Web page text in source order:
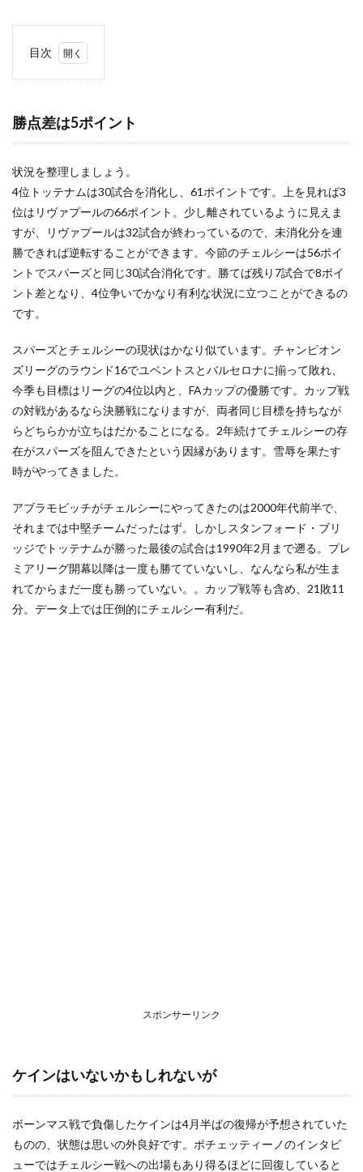
目次
5ポ
イン
2
ケイ
いな
いか
もし
れな
いが
勝点差は5ポイント
状況を整理しましょう。
4位トッテナムは30試合を消化し、61ポイントです。上を見れば3
位はリヴァプールの66ポイント。少し離されているように見えま
すが、リヴァプールは32試合が終わっているので、未消化分を連
勝できれば逆転することができます。今節のチェルシーは56ポイ
ントでスパーズと同じ30試合消化です。勝てば残り7試合で8ポイ
ント差となり、4位争いでかなり有利な状況に立つことができるの
です。
スパーズとチェルシーの現状はかなり似ています。チャンピオン
ズリーグのラウンド16でユベントスとバルセロナに揃って敗れ、
今季も目標はリーグの4位以内と、FAカップの優勝です。カップ戦
の対戦があるなら決勝戦になりますが、両者同じ目標を持ちなが
らどちらかが立ちはだかることになる。2年続けてチェルシーの存
在がスパーズを阻んできたという因縁があります。雪辱を果たす
時がやってきました。
アブラモビッチがチェルシーにやってきたのは2000年代前半で、
それまでは中堅チームだったはず。しかしスタンフォード・ブリ
ッジでトッテナムが勝った最後の試合は1990年2月まで遡る。プレ
ミアリーグ開幕以降は一度も勝てていないし、なんなら私が生ま
れてからまだ一度も勝っていない。。カップ戦等も含め、21敗11
分。データ上では圧倒的にチェルシー有利だ。
スポンサーリンク
ケインはいないかもしれないが
ボーンマス戦で負傷したケインは4月半ばの復帰が予想されていた
ものの、状態は思いの外良好です。ポチェッティーノのインタビ
ューではチェルシー戦への出場もあり得るほどに回復していると